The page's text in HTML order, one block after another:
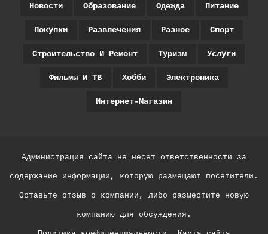
Новости Образование Одежда Питание
Покупки Развлечения Разное Спорт
Строительство И Ремонт Туризм Услуги
Фильмы И ТВ Хобби Электроника
Интернет-Магазин
Администрация сайта не несет ответственности за
содержание информации, которую размещают посетители.
Оставьте отзыв о компании, либо разместите новую
компанию для обсуждения.